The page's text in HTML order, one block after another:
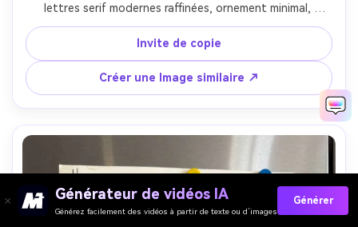
lettres serif modernes raffinées, ornement minimal,
kerning parfait, incluant [DATE], [lieu], [ville], bordure
propre, sensation prête à imprimer, photographié dans
une galerie blanche avec éclairage mural doux, Nikon
D850, 85mm, crop droit, texture papier photoréaliste,
haute résolution-AR 4:5
Invite de copie
Créer une Image similaire ↗
Générateur de vidéos IA
Générez facilement des vidéos à partir de texte ou d’images
Générer